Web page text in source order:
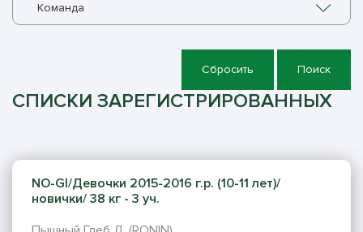
Команда
Сбросить Поиск
СПИСКИ ЗАРЕГИСТРИРОВАННЫХ
NO-GI/Девочки 2015-2016 г.р. (10-11 лет)/
новички/ 38 кг - 3 уч.